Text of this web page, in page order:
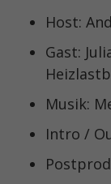
112
003 #3 -
003 #2 -
Host:
Gast:
Musik:
Intro /